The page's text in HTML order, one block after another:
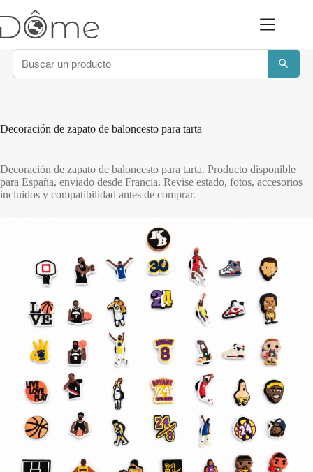
al
contenido
Decoración de zapato de baloncesto para tarta
Decoración de zapato de baloncesto para tarta. Producto disponible
para España, enviado desde Francia. Revise estado, fotos, accesorios
incluidos y compatibilidad antes de comprar.